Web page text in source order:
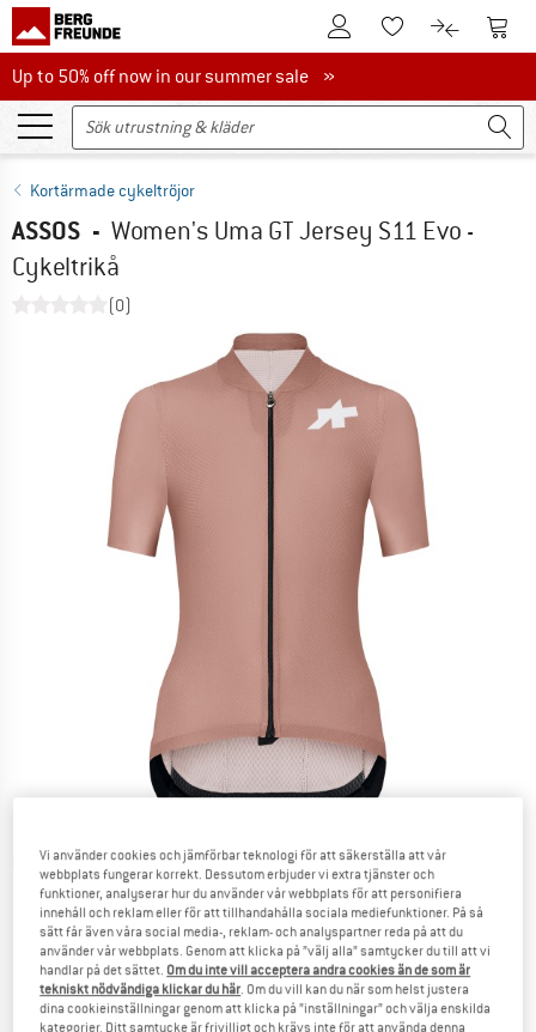
Till kundkontotTill minneslistan.
Till Till
Up to 50% off now in our summer sale
Up to 50% off now in our summer sale »
Kortärmade cykeltröjor
ASSOS - Women's Uma GT Jersey S11 Evo -
Cykeltrikå
(0)
Detaljbilder
Pris:
128,20€ inkl. moms
Vi använder cookies och jämförbar teknologi för att säkerställa att vår
webbplats fungerar korrekt. Dessutom erbjuder vi extra tjänster och
funktioner, analyserar hur du använder vår webbplats för att personifiera
innehåll och reklam eller för att tillhandahålla sociala mediefunktioner. På så
sätt får även våra social media-, reklam- och analyspartner reda på att du
använder vår webbplats. Genom att klicka på ”välj alla” samtycker du till att vi
handlar på det sättet. Om du inte vill acceptera andra cookies än de som är
tekniskt nödvändiga klickar du här. Om du vill kan du när som helst justera
dina cookieinställningar genom att klicka på ”inställningar” och välja enskilda
kategorier. Ditt samtycke är frivilligt och krävs inte för att använda denna